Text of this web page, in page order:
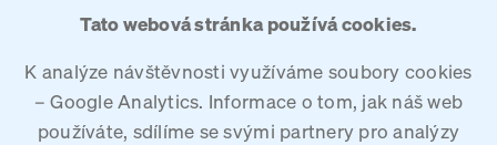
Tato webová stránka používá cookies.
K analýze návštěvnosti využíváme soubory cookies
– Google Analytics. Informace o tom, jak náš web
používáte, sdílíme se svými partnery pro analýzy